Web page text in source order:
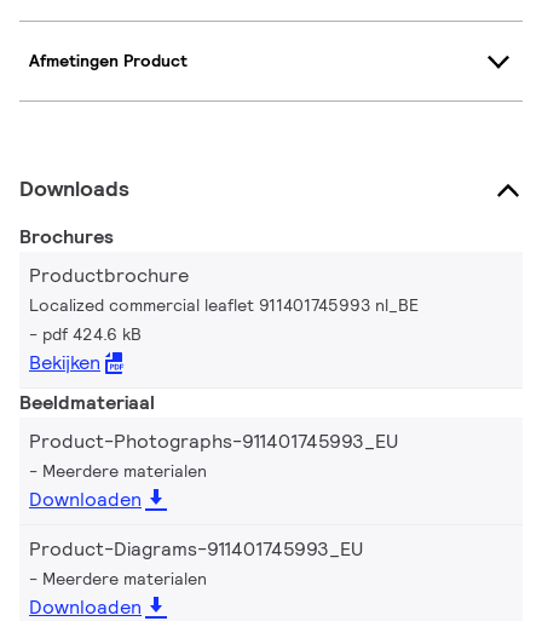
Afmetingen Product
Downloads
Brochures
Productbrochure
Localized commercial leaflet 911401745993 nl_BE
pdf 424.6 kB
Bekijken
Beeldmateriaal
Product-Photographs-911401745993_EU
Meerdere materialen
Downloaden
Product-Diagrams-911401745993_EU
Meerdere materialen
Downloaden